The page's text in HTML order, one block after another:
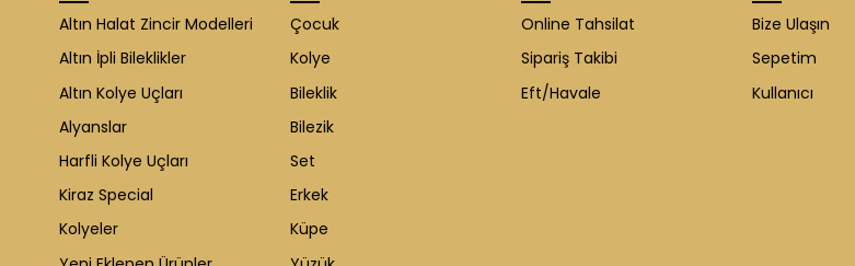
Altın Halat Zincir Modelleri
Altın İpli Bileklikler
Altın Kolye Uçları
Alyanslar
Harfli Kolye Uçları
Kiraz Special
Kolyeler
Çocuk
Kolye
Bileklik
Bilezik
Set
Erkek
Küpe
Online Tahsilat
Sipariş Takibi
Eft/Havale
Bize Ulaşın
Sepetim
Kullanıcı